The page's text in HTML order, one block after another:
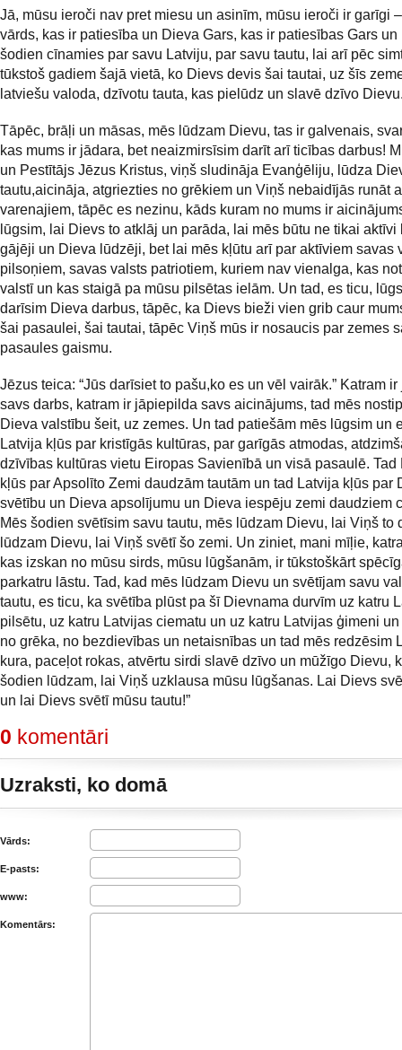
Jā, mūsu ieroči nav pret miesu un asinīm, mūsu ieroči ir garīgi
vārds, kas ir patiesība un Dieva Gars, kas ir patiesības Gars un
šodien cīnamies par savu Latviju, par savu tautu, lai arī pēc
tūkstoš gadiem šajā vietā, ko Dievs devis šai tautai, uz šīs
latviešu valoda, dzīvotu tauta, kas pielūdz un slavē dzīvo
Tāpēc, brāļi un māsas, mēs lūdzam Dievu, tas ir galvenais,
kas mums ir jādara, bet neaizmirsīsim darīt arī ticības darbus!
un Pestītājs Jēzus Kristus, viņš sludināja Evanģēliju, lūdza
tautu,aicināja, atgriezties no grēkiem un Viņš nebaidījās runāt
varenajiem, tāpēc es nezinu, kāds kuram no mums ir
lūgsim, lai Dievs to atklāj un parāda, lai mēs būtu ne tikai aktīvi
gājēji un Dieva lūdzēji, bet lai mēs kļūtu arī par aktīviem savas
pilsoņiem, savas valsts patriotiem, kuriem nav vienalga, kas
valstī un kas staigā pa mūsu pilsētas ielām. Un tad, es ticu,
darīsim Dieva darbus, tāpēc, ka Dievs bieži vien grib caur
šai pasaulei, šai tautai, tāpēc Viņš mūs ir nosaucis par zemes
pasaules gaismu.
Jēzus teica: “Jūs darīsiet to pašu,ko es un vēl vairāk.” Katram
savs darbs, katram ir jāpiepilda savs aicinājums, tad mēs
Dieva valstību šeit, uz zemes. Un tad patiešām mēs lūgsim un
Latvija kļūs par kristīgās kultūras, par garīgās atmodas,
dzīvības kultūras vietu Eiropas Savienībā un visā pasaulē. Tad
kļūs par Apsolīto Zemi daudzām tautām un tad Latvija kļūs par
svētību un Dieva apsolījumu un Dieva iespēju zemi daudziem
Mēs šodien svētīsim savu tautu, mēs lūdzam Dievu, lai Viņš to
lūdzam Dievu, lai Viņš svētī šo zemi. Un ziniet, mani mīļie,
kas izskan no mūsu sirds, mūsu lūgšanām, ir tūkstoškārt
parkatru lāstu. Tad, kad mēs lūdzam Dievu un svētījam savu
tautu, es ticu, ka svētība plūst pa šī Dievnama durvīm uz katru
pilsētu, uz katru Latvijas ciematu un uz katru Latvijas ģimeni
no grēka, no bezdievības un netaisnības un tad mēs redzēsim
kura, paceļot rokas, atvērtu sirdi slavē dzīvo un mūžīgo Dievu,
šodien lūdzam, lai Viņš uzklausa mūsu lūgšanas. Lai Dievs
un lai Dievs svētī mūsu tautu!”
0 komentāri
Uzraksti, ko domā
Vārds:
E-pasts:
www:
Komentārs: